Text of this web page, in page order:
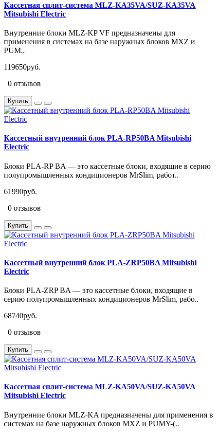
Кассетная сплит-система MLZ-KA35VA/SUZ-KA35VA
Mitsubishi Electric
Внутренние блоки MLZ-KP VF предназначены для
применения в системах на базе наружных блоков MXZ и
PUM..
119650руб.
0 отзывов
Купить
Кассетный внутренний блок PLA-RP50BA Mitsubishi
Electric
Блоки PLA-RP BA — это кассетные блоки, входящие в серию
полупромышленных кондиционеров MrSlim, работ..
61990руб.
0 отзывов
Купить
Кассетный внутренний блок PLA-ZRP50BA Mitsubishi
Electric
Блоки PLA-ZRP BA — это кассетные блоки, входящие в
серию полупромышленных кондиционеров MrSlim, рабо..
68740руб.
0 отзывов
Купить
Кассетная сплит-система MLZ-KA50VA/SUZ-KA50VA
Mitsubishi Electric
Внутренние блоки MLZ-KA предназначены для применения в
системах на базе наружных блоков MXZ и PUMY-(..